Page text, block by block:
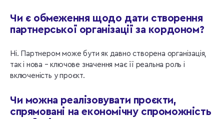
Чи є обмеження щодо дати створення
партнерської організації за кордоном?
Ні. Партнером може бути як давно створена організація,
так і нова – ключове значення має її реальна роль і
включеність у проєкт.
Чи можна реалізовувати проєкти,
спрямовані на економічну спроможність